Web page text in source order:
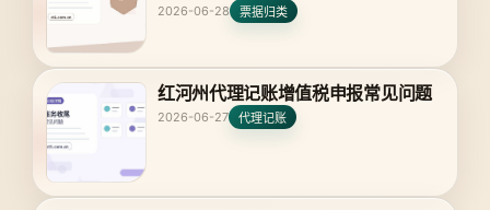
2026-06-28 票据归类
红河州代理记账增值税申报常见问题
2026-06-27 代理记账